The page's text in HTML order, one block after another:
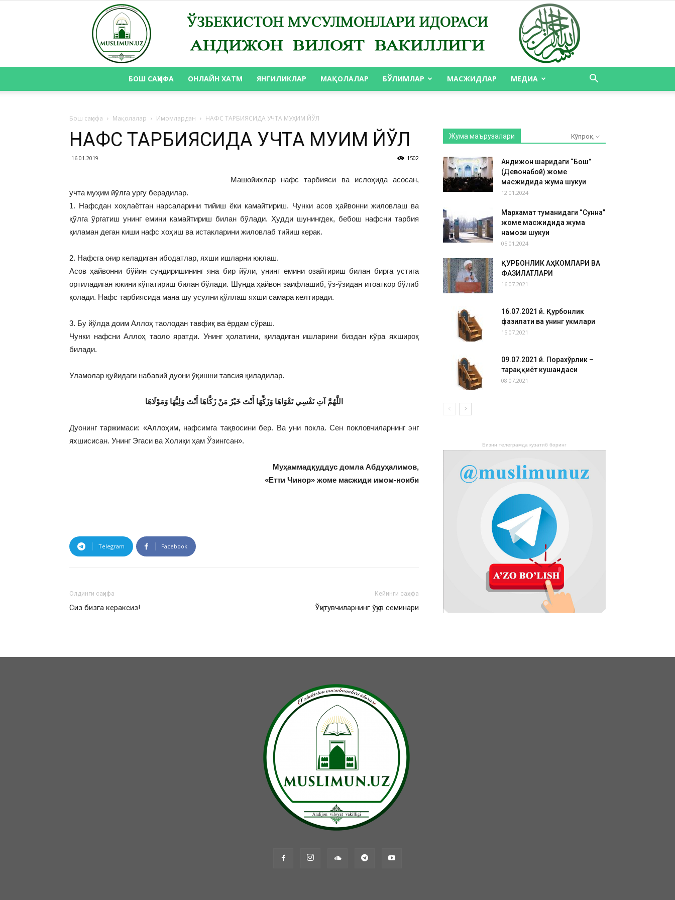
БОШ САҲИФА ОНЛАЙН ХАТМ ЯНГИЛИКЛАР МАҚОЛАЛАР БЎЛИМЛАР МАСЖИДЛАР МЕДИА
Бош саҳифа Мақолалар Имомлардан НАФС ТАРБИЯСИДА УЧТА МУҲИМ ЙЎЛ
НАФС ТАРБИЯСИДА УЧТА МУҲИМ ЙЎЛ
16.01.2019 1502
Машойихлар нафс тарбияси ва ислоҳида асосан,
учта муҳим йўлга урғу берадилар.
1. Нафсдан хоҳлаётган нарсаларини тийиш ёки камайтириш. Чунки асов ҳайвонни жиловлаш ва
қўлга ўргатиш унинг емини камайтириш билан бўлади. Ҳудди шунингдек, бебош нафсни тарбия
қиламан деган киши нафс хоҳиш ва истакларини жиловлаб тийиш керак.
2. Нафсга оғир келадиган ибодатлар, яхши ишларни юклаш.
Асов ҳайвонни бўйин сундиришининг яна бир йўли, унинг емини озайтириш билан бирга устига
ортиладиган юкини кўпатириш билан бўлади. Шунда ҳайвон заифлашиб, ўз-ўзидан итоаткор бўлиб
қолади. Нафс тарбиясида мана шу усулни қўллаш яхши самара келтиради.
3. Бу йўлда доим Аллоҳ таолодан тавфиқ ва ёрдам сўраш.
Чунки нафсни Аллоҳ таоло яратди. Унинг ҳолатини, қиладиган ишларини биздан кўра яхшироқ
билади.
Уламолар қуйидаги набавий дуони ўқишни тавсия қиладилар.
اللَّهُمَّ آتِ نَفْسِي تَقْوَاهَا وَزَكِّهَا أَنْتَ خَيْرُ مَنْ زَكَّاهَا أَنْتَ وَلِيُّهَا وَمَوْلَاهَا
Дуонинг таржимаси: «Аллоҳим, нафсимга тақвосини бер. Ва уни покла. Сен покловчиларнинг энг
яхшисисан. Унинг Эгаси ва Холиқи ҳам Ўзингсан».
Муҳаммадқуддус домла Абдуҳалимов,
«Етти Чинор» жоме масжиди имом-ноиби
Telegram Facebook
Олдинги саҳифа
Сиз бизга кераксиз!
Кейинги саҳифа
Ўқитувчиларнинг ўқув семинари
Жума маърузалари Кўпроқ
Андижон шаҳридаги “Бош”
(Девонабой) жоме
масжидида жума шукуҳи
12.01.2024
Мархамат туманидаги “Сунна”
жоме масжидида жума
намози шукуҳи
05.01.2024
ҚУРБОНЛИК АҲКОМЛАРИ ВА
ФАЗИЛАТЛАРИ
16.07.2021
16.07.2021 й. Қурбонлик
фазилати ва унинг ҳукмлари
15.07.2021
09.07.2021 й. Порахўрлик –
тараққиёт кушандаси
08.07.2021
Бизни телеграмда кузатиб боринг